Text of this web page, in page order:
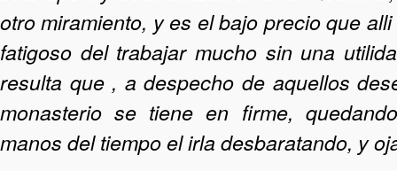
otro miramiento, y es el bajo precio que
fatigoso del trabajar mucho sin una
resulta que , a despecho de aquellos
monasterio se tiene en firme,
manos del tiempo el irla desbaratando, y